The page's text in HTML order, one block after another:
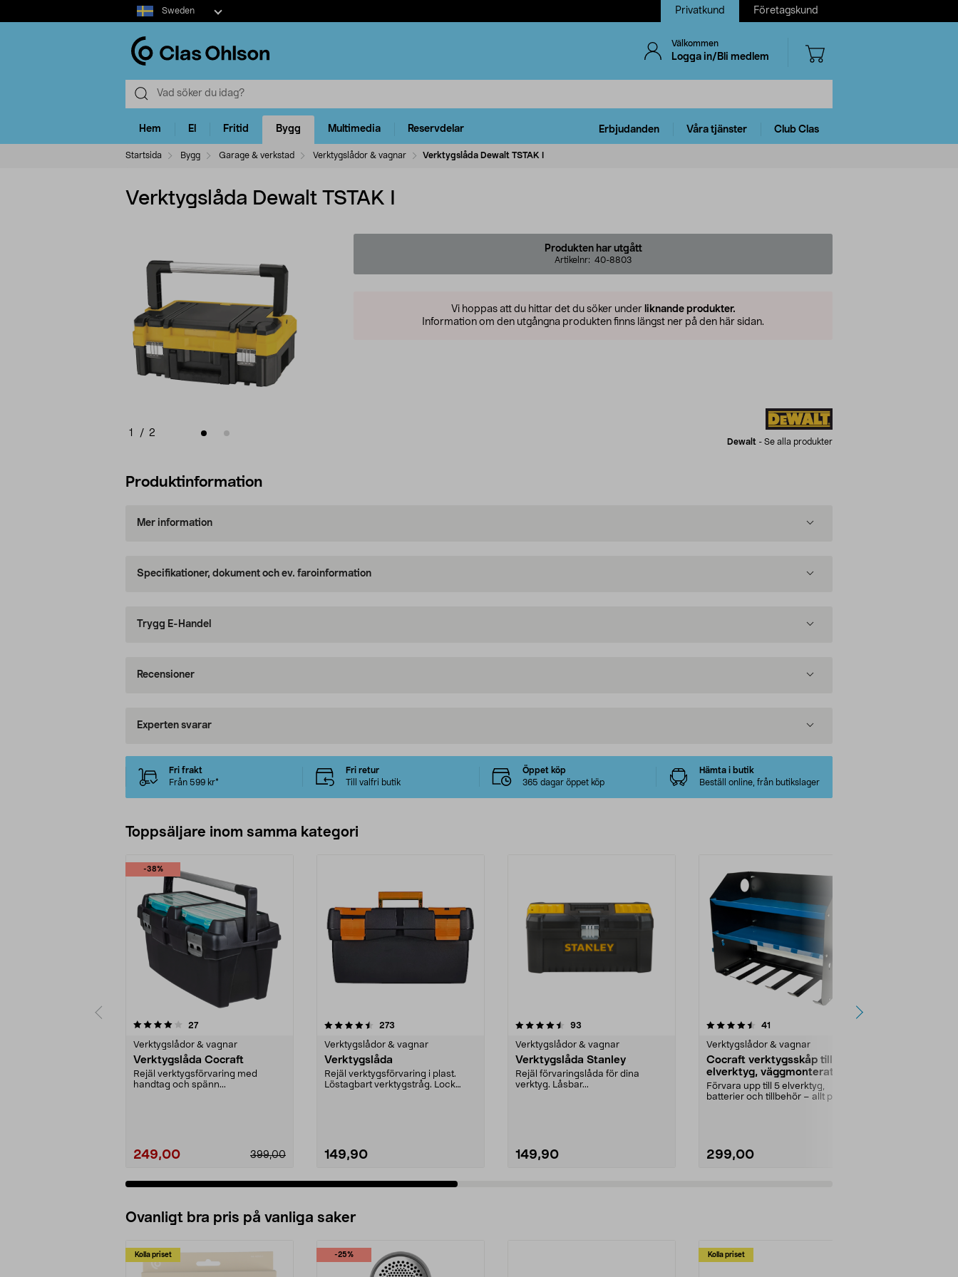
Select
market
Sweden Privatkund Företagskund
Välkommen
Logga in/Bli medlem
Hem El Fritid Bygg Multimedia Reservdelar Erbjudanden Våra tjänster Club Clas
Startsida Bygg Garage & verkstad Verktygslådor & vagnar Verktygslåda Dewalt TSTAK I
Verktygslåda Dewalt TSTAK I
1 / 2
Produkten har utgått
Artikelnr: 40-8803
Vi hoppas att du hittar det du söker under liknande produkter.
Information om den utgångna produkten finns längst ner på den här sidan.
Dewalt - Se alla produkter
Produktinformation
Mer information
Specifikationer, dokument och ev. faroinformation
Trygg E-Handel
Recensioner
Experten svarar
Fri frakt
Från 599 kr*
Fri retur
Till valfri butik
Öppet köp
365 dagar öppet köp
Hämta i butik
Beställ online, från butikslager
Toppsäljare inom samma kategori
-38%
27recensioner
Verktygslådor & vagnar
Verktygslåda Cocraft
Rejäl verktygsförvaring med
handtag och spänn...
249,00 399,00
4.5 av 5 stjärnor 273
Verktygslådor & vagnar
Verktygslåda
Rejäl verktygsförvaring i plast.
Löstagbart verktygstråg. Lock
149,90
4.5 av 5 stjärnor 93
Verktygslådor & vagnar
Verktygslåda Stanley
Rejäl förvaringslåda för dina
verktyg. Låsbar...
149,90
4.5 av 5 stjärnor 41
Verktygslådor & vagnar
Cocraft verktygsskåp till
elverktyg, väggmonterat
Förvara upp till 5 elverktyg,
batterier och tillbehör – allt på en
299,00
4.5 av 5 stjärnor
Ovanligt bra pris på vanliga saker
Kolla priset -25% Kolla priset